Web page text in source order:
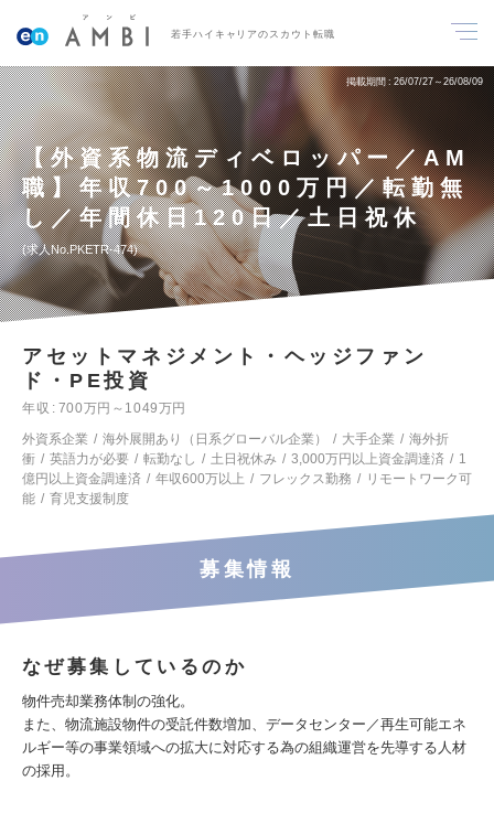
若手ハイキャリアのスカウト転職
掲載期間 26/07/27～26/08/09
【外資系物流ディベロッパー／AM
職】年収700～1000万円／転勤無
し／年間休日120日／土日祝休
求人No.PKETR-474
アセットマネジメント・ヘッジファン
ド・PE投資
年収
700万円～1049万円
外資系企業
海外展開あり（日系グローバル企業） 大手企業
海外折
衝
英語力が必要 転勤なし 土日祝休み 3,000万円以上資金調達済
1
億円以上資金調達済
年収600万以上 フレックス勤務
リモートワーク可
能
育児支援制度
募集情報
なぜ募集しているのか
物件売却業務体制の強化。
また、物流施設物件の受託件数増加、データセンター／再生可能エネ
ルギー等の事業領域への拡大に対応する為の組織運営を先導する人材
の採用。